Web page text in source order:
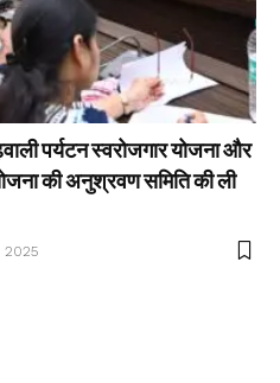
पर्यटन स्वरोजगार योजना और
की अनुश्रवण समिति की ली
2025